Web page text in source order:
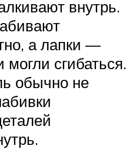
внутрь.
а лапки —
сгибаться.
обычно не